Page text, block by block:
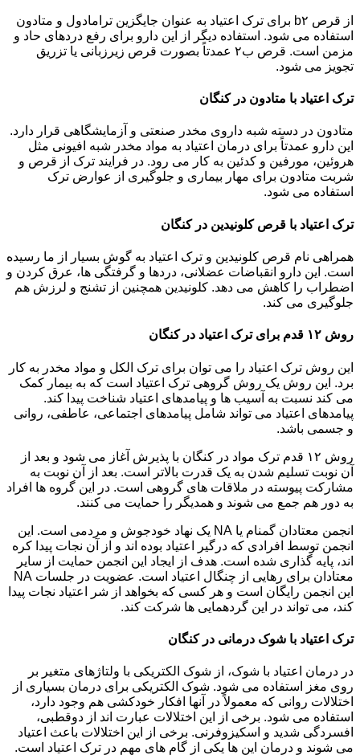
از قرص b۲ برای ترک اعتیاد به عنوان جایگزین ترامادول و متادون
استفاده می شود. استفاده دیگر از این دارو برای رفع دردهای حاد و
مزمن است. قرص ب۲ عمدتاً بصورت قرص زیرزبانی یا تزریق
تجویز می شود.
ترک اعتیاد با متادون در کنگان
متادون در دسته شبه داروی مخدر صنعتی و آزمایشگاهی قرار دارد.
این دارو عمدتاً برای درمان اعتیاد به مواد مخدر شبه افیونی مثل
هروئین، مورفین و کدئین به کار می رود. در فرایند ترک از قرص و
شربت متادون برای مهار بیماری و جلوگیری از عوارض ترک
استفاده می شود.
ترک اعتیاد با قرص کلونیدین در کنگان
همراهی نام قرص کلونیدین و ترک اعتیاد به گوش بسیار از ما رسیده
است. این دارو انقباضات عضلانی، دردها و گرفتگی ها، عرق کردن و
اضطراب را کاهش می دهد. کلونیدین همچنین از تشنج و لرزش هم
جلوگیری می کند.
روش ۱۲ قدم برای ترک اعتیاد در کنگان
این روش ترک اعتیاد را می توان برای ترک الکل و مواد مخدر به کار
برد. این روش یک روش گروهی ترک اعتیاد است که به بیمار کمک
می کند نسبت به آسیب ها و پیامدهای اعتیاد شناخت پیدا کند.
پیامدهای اعتیاد می تواند شامل پیامدهای اجتماعی، عاطفی، روانی
و جسمی باشد.
روش ۱۲ قدم ترک مواد در کنگان با پذیرش آغاز می شود و بعد از
آن نوبت تسلیم شدن به یک قدرت بالاتر است. بعد از آن نوبت به
مشارکت پیوسته در ملاقات های گروهی است. در این گروه ها افراد
به دور هم جمع می شوند و همدیگر را حمایت می کنند.
انجمن معتادان گمنام یا NA یک نهاد خودجوش و مردمی است. این
انجمن توسط افرادی که درگیر اعتیاد بوده اند و از آن نجات پیدا کره
اند، پایه گذاری شده است. هدف از ایجاد این انجمن حمایت از سایر
معتادان برای رهایی از چنگال اعتیاد است. عضویت در جلسات NA
این انجمن رایگان است و هر کسی که بخواهد از شر اعتیاد نجات پیدا
کند، می تواند در این گردهمایی ها شرکت کند.
ترک اعتیاد با شوک درمانی در کنگان
در درمان اعتیاد با شوک، از شوک الکتریکی با ولتاژهای متغیر بر
روی مغز استفاده می شود. شوک الکتریکی برای درمان بسیاری از
اختلالات روانی که معمولاً در آنها افکار خودکشی هم وجود دارد،
استفاده می شود. برخی از این اختلالات عبارت اند از دوقطبی،
افسردگی شدید و اسکیزوفرنی. برخی از این اختلالات باعث اعتیاد
می شوند و درمان این ها یکی از گام های مهم در ترک اعتیاد است.